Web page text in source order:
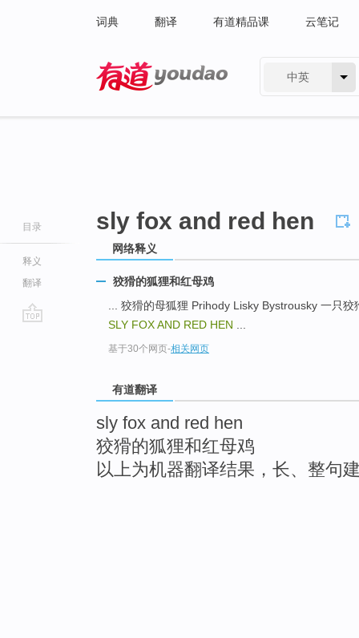
词典 翻译 有道精品课 云笔记
中英
目录
释义
翻译
sly fox and red hen
网络释义
狡猾的狐狸和红母鸡
... 狡猾的母狐狸 Prihody Lisky Bystrousky 一只
SLY FOX AND RED HEN
基于30个网页-相关网页
有道翻译
sly fox and red hen
狡猾的狐狸和红母鸡
以上为机器翻译结果，长、整句